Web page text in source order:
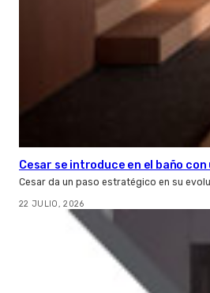
Cesar se introduce en el baño
Cesar da un paso estratégico en su
22 JULIO, 2026